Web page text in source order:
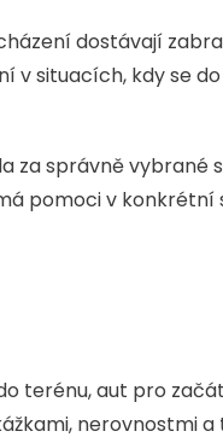
dostávají
v situacích, kdy se
za správně vybrané
pomoci v konkrétní
terénu, aut pro
nerovnostmi